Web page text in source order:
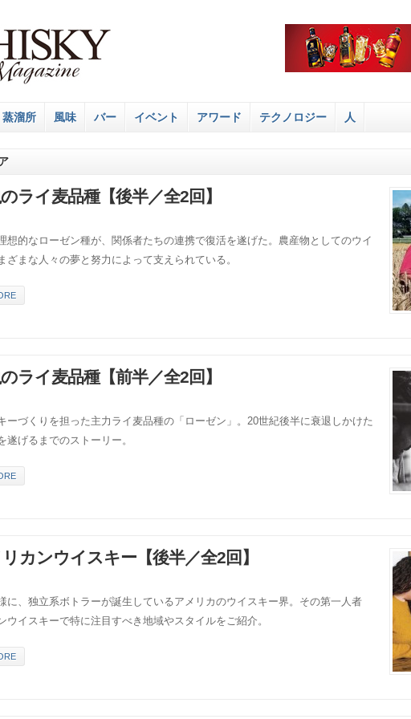
蒸溜所 風味 バー イベント アワード テクノロジー 人
ライ麦品種【後半／全2回】
想的なローゼン種が、関係者たちの連携で復活を遂げた。農産物としてのウイ
ざまな人々の夢と努力によって支えられている。
ライ麦品種【前半／全2回】
ーづくりを担った主力ライ麦品種の「ローゼン」。20世紀後半に衰退しかけた
遂げるまでのストーリー。
カンウイスキー【後半／全2回】
に、独立系ボトラーが誕生しているアメリカのウイスキー界。その第一人者
ウイスキーで特に注目すべき地域やスタイルをご紹介。